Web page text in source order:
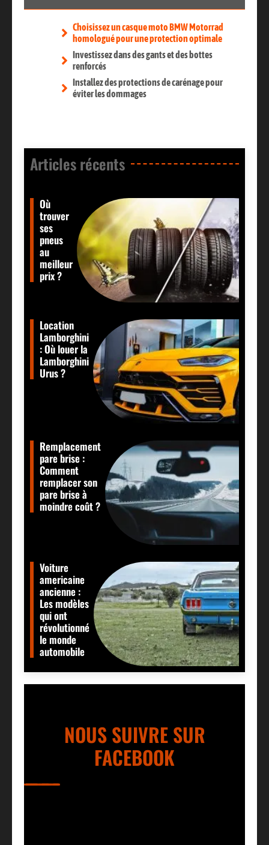
Choisissez un casque moto BMW Motorrad
homologué pour une protection optimale
Investissez dans des gants et des bottes
renforcés
Installez des protections de carénage pour
éviter les dommages
Articles récents​
Où
trouver
ses
pneus
au
meilleur
prix ?
Location
Lamborghini
: Où louer la
Lamborghini
Urus ?
Remplacement
pare brise :
Comment
remplacer son
pare brise à
moindre coût ?
Voiture
americaine
ancienne :
Les modèles
qui ont
révolutionné
le monde
automobile
NOUS SUIVRE SUR
FACEBOOK